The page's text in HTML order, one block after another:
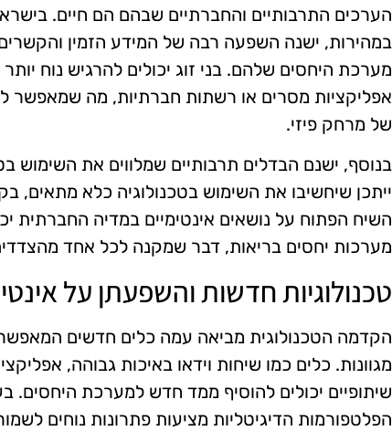
הערכים התרבותיים והחברתיים שבהם הם חיים.
במהירות, ישנה השפעה רבה של המידע הזמין והקשרים
מערכת היחסים שלהם. בני זוג יכולים להרגיש נוח
אפליקציות מסרים או רשתות חברתיות, מה שמאפשר
של מרחק פיזי.
בנוסף, ישנם הבדלים תרבותיים שמלווים את השימוש
ייתכן שיחשיבו את השימוש בטכנולוגיה כלא מתאים,
השיח הפתוח על נושאים אינטימיים במדיה החברתית
מערכות יחסים בריאות, דבר שמקנה לכל אחד
טכנולוגיות חדשות והשפעתן על
הקדמה הטכנולוגית מביאה עמה כלים חדשים
מגוונות. כלים כמו שיחות וידאו באיכות גבוהה,
שיתופיים יכולים להוסיף ממד חדש למערכת היחסים.
הפלטפורמות הדיגיטליות מציעות פתרונות נוחים